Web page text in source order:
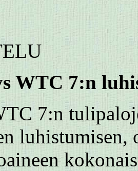
WTC 7:n
7:n
luhistumisen,